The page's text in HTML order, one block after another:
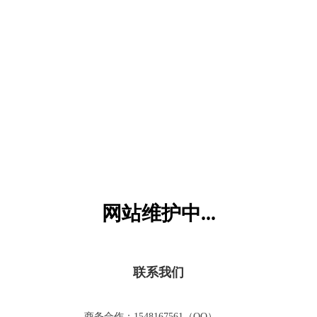
网站维护中...
联系我们